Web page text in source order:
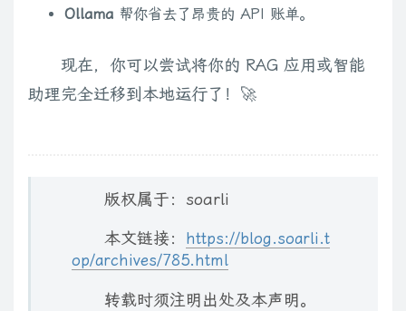
Ollama 帮你省去了昂贵的 API 账单。
现在，你可以尝试将你的 RAG 应用或智能
助理完全迁移到本地运行了！🚀
版权属于：soarli
本文链接：
https://blog.soarli.t
op/archives/785.html
转载时须注明出处及本声明。